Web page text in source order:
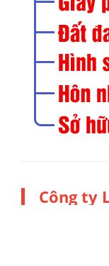
Công ty